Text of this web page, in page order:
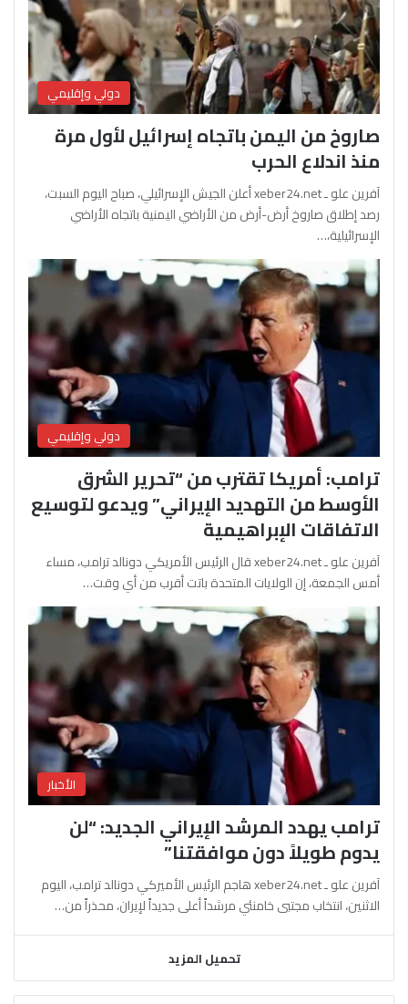
دولي وإقليمي
صاروخ من اليمن باتجاه إسرائيل لأول مرة
منذ اندلاع الحرب
آفرين علو ـ xeber24.net أعلن الجيش الإسرائيلي، صباح اليوم السبت،
رصد إطلاق صاروخ أرض-أرض من الأراضي اليمنية باتجاه الأراضي
الإسرائيلية،…
دولي وإقليمي
ترامب: أمريكا تقترب من “تحرير الشرق
الأوسط من التهديد الإيراني” ويدعو لتوسيع
الاتفاقات الإبراهيمية
آفرين علو ـ xeber24.net قال الرئيس الأمريكي دونالد ترامب، مساء
أمس الجمعة، إن الولايات المتحدة باتت أقرب من أي وقت…
الأخبار
ترامب يهدد المرشد الإيراني الجديد: “لن
يدوم طويلاً دون موافقتنا”
آفرين علو ـ xeber24.net هاجم الرئيس الأميركي دونالد ترامب، اليوم
الاثنين، انتخاب مجتبى خامنئي مرشداً أعلى جديداً لإيران، محذراً من…
تحميل المزيد